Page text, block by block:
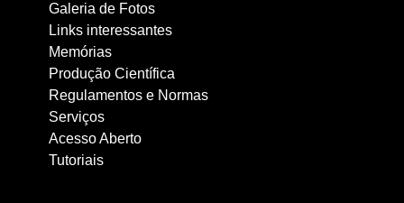
Galeria de Fotos
Links interessantes
Memórias
Produção Científica
Regulamentos e Normas
Serviços
Acesso Aberto
Tutoriais